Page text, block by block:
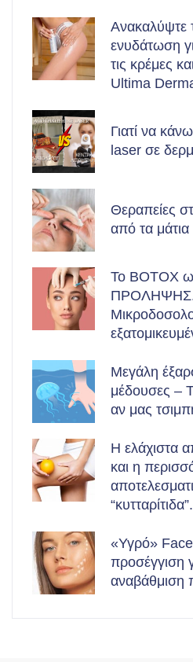
Ανακαλύψτε
ενυδάτωση
τις κρέμες
Ultima
Γιατί να
laser σε
Θεραπείες
από τα μάτια
Το BOTOX
Μεγάλη
μέδουσες –
αν μας
Η ελάχιστα
και η
“κυτταρίτιδα”.
«Υγρό»
προσέγγιση